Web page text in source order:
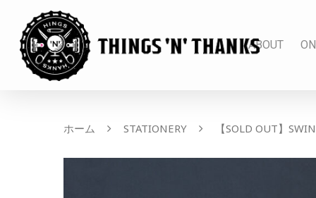
ABOUT
ホーム STATIONERY 【SOLD OUT】